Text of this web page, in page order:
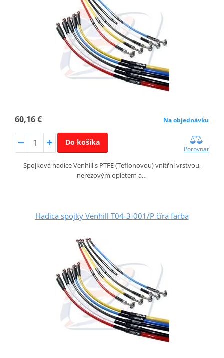
60,16 € Na objednávku
Do košíka
Porovnať
Spojková hadice Venhill s PTFE (Teflonovou) vnitřní vrstvou,
nerezovým opletem a…
Hadica spojky Venhill T04-3-001/P číra farba